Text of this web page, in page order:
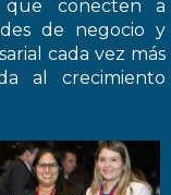
que conecten a
de negocio y
cada vez más
al crecimiento